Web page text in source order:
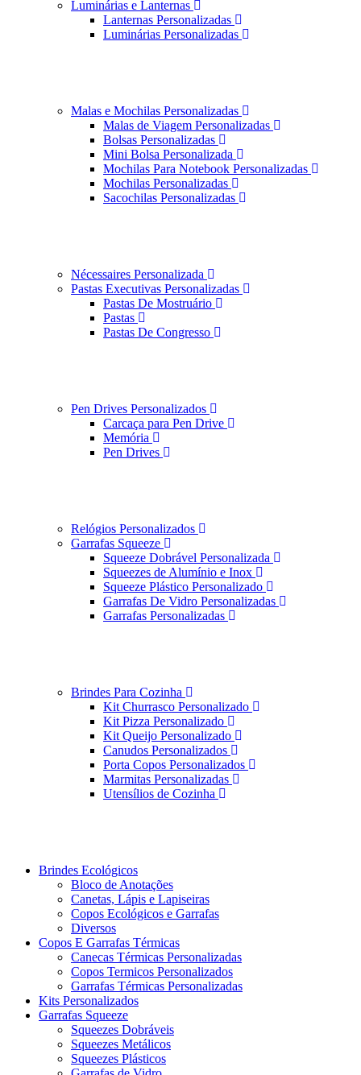
Luminárias e Lanternas
Lanternas Personalizadas
Luminárias Personalizadas
Malas e Mochilas Personalizadas
Malas de Viagem Personalizadas
Bolsas Personalizadas
Mini Bolsa Personalizada
Mochilas Para Notebook Personalizadas
Mochilas Personalizadas
Sacochilas Personalizadas
Nécessaires Personalizada
Pastas Executivas Personalizadas
Pastas De Mostruário
Pastas
Pastas De Congresso
Pen Drives Personalizados
Carcaça para Pen Drive
Memória
Pen Drives
Relógios Personalizados
Garrafas Squeeze
Squeeze Dobrável Personalizada
Squeezes de Alumínio e Inox
Squeeze Plástico Personalizado
Garrafas De Vidro Personalizadas
Garrafas Personalizadas
Brindes Para Cozinha
Kit Churrasco Personalizado
Kit Pizza Personalizado
Kit Queijo Personalizado
Canudos Personalizados
Porta Copos Personalizados
Marmitas Personalizadas
Utensílios de Cozinha
Brindes Ecológicos
Bloco de Anotações
Canetas, Lápis e Lapiseiras
Copos Ecológicos e Garrafas
Diversos
Copos E Garrafas Térmicas
Canecas Térmicas Personalizadas
Copos Termicos Personalizados
Garrafas Térmicas Personalizadas
Kits Personalizados
Garrafas Squeeze
Squeezes Dobráveis
Squeezes Metálicos
Squeezes Plásticos